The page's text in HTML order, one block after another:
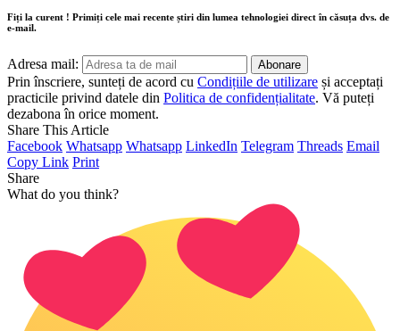
Fiți la curent ! Primiți cele mai recente știri din lumea tehnologiei direct în căsuța dvs. de
e-mail.
Adresa mail:
Prin înscriere, sunteți de acord cu Condițiile de utilizare și acceptați
practicile privind datele din Politica de confidențialitate. Vă puteți
dezabona în orice moment.
Share This Article
Facebook Whatsapp Whatsapp LinkedIn Telegram Threads Email
Copy Link Print
Share
What do you think?